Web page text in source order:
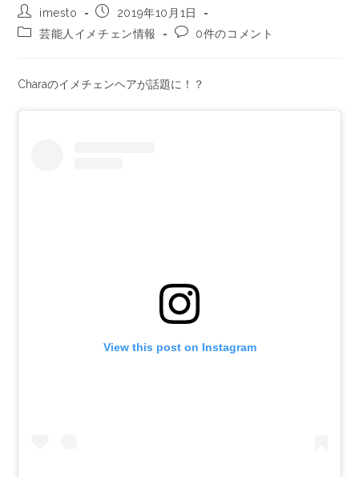
imesto
2019年10月1日
芸能人イメチェン情報
0件のコメント
Charaのイメチェンヘアが話題に！？
View this post on Instagram